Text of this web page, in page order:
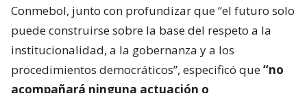
Conmebol, junto con profundizar que “el futuro solo
puede construirse sobre la base del respeto a la
institucionalidad, a la gobernanza y a los
procedimientos democráticos”, especificó que“no
acompañará ninguna actuación o